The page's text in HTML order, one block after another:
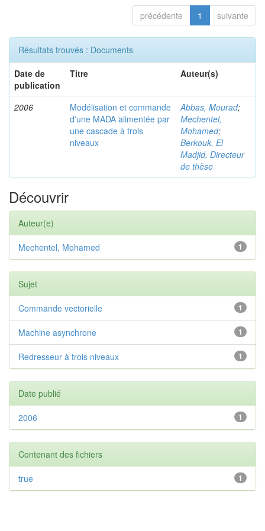
précédente 1 suivante
Résultats trouvés : Documents
Date de
publication
Titre Auteur(s)
2006
Modélisation et commande
d'une MADA alimentée par
une cascade à trois
niveaux
Abbas, Mourad;
Mechentel,
Mohamed;
Berkouk, El
Madjid, Directeur
de thèse
Découvrir
Auteur(e)
1
Mechentel, Mohamed
Sujet
1
Commande vectorielle
1
Machine asynchrone
1
Redresseur à trois niveaux
Date publié
1
2006
Contenant des fichiers
1
true